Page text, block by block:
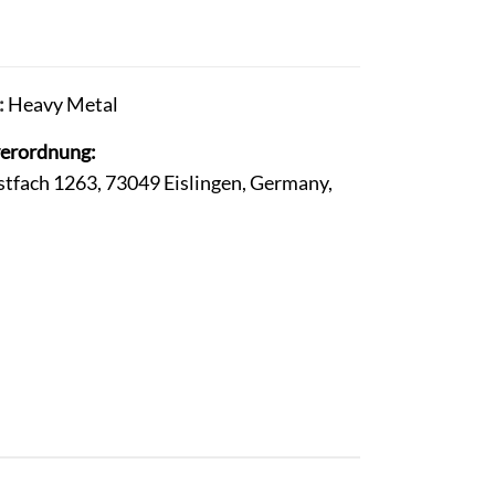
Heavy Metal
1263, 73049 Eislingen, Germany,